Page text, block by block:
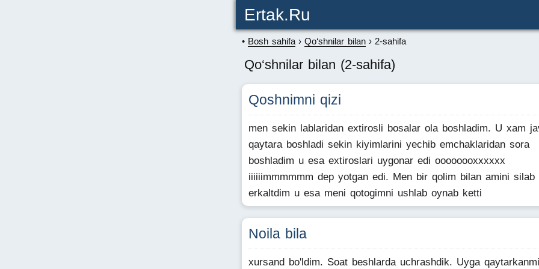
Ertak.ru
Bosh sahifa Qo‘shnilar bilan 2-sahifa
Qo‘shnilar bilan (2-sahifa)
Qoshnimni qizi
men sekin lablaridan extirosli bosalar ola boshladim. U xam
qaytara boshladi sekin kiyimlarini yechib emchaklaridan sora
boshladim u esa extiroslari uygonar edi oooooooxxxxxx
iiiiiimmmmmm dep yotgan edi. Men bir qolim bilan amini silab
erkaltdim u esa meni qotogimni ushlab oynab ketti
Noila bila
xursand bo'ldim. Soat beshlarda uchrashdik. Uyga